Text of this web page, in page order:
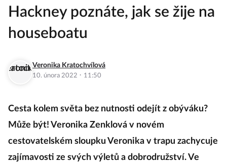
Hackney poznáte, jak se žije na
houseboatu
Veronika Kratochvílová
10. února 2022 · 11:50
Cesta kolem světa bez nutnosti odejít z obýváku?
Může být! Veronika Zenklová v novém
cestovatelském sloupku Veronika v trapu zachycuje
zajímavosti ze svých výletů a dobrodružství. Ve